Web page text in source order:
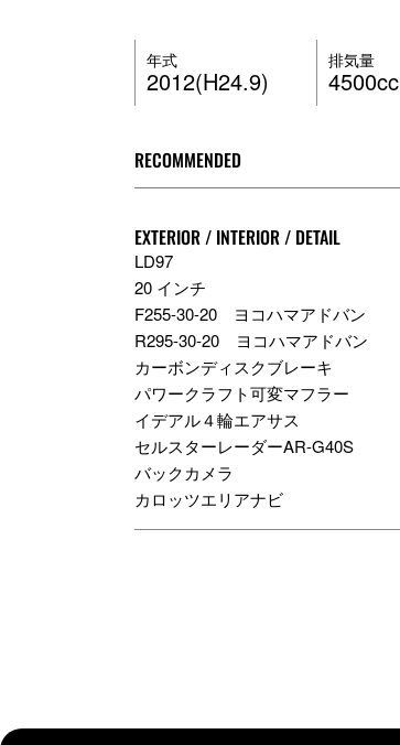
年式
2012(H24.9)
排気量
4500cc
RECOMMENDED
EXTERIOR / INTERIOR / DETAIL
LD97
20 インチ
F255-30-20 ヨコハマアドバン
R295-30-20 ヨコハマアドバン
カーボンディスクブレーキ
パワークラフト可変マフラー
イデアル４輪エアサス
セルスターレーダーAR-G40S
バックカメラ
カロッツエリアナビ